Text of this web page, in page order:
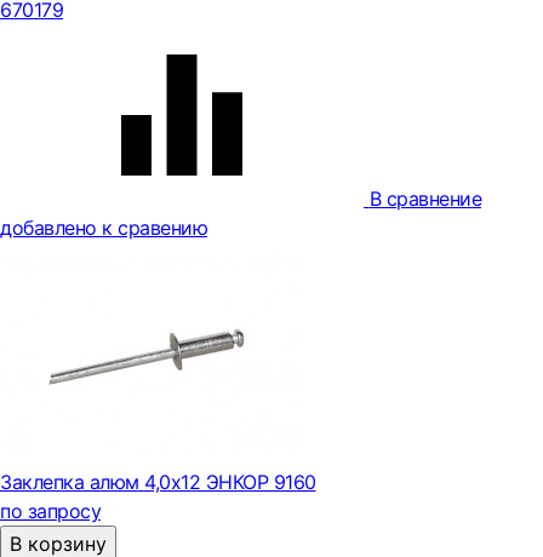
670179
В сравнение
добавлено к сравению
Заклепка алюм 4,0х12 ЭНКОР 9160
по запросу
В корзину